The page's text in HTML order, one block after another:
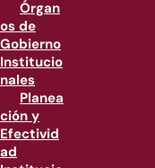
Órgan
os de
Gobierno
Institucio
nales
Planea
ción y
Efectivid
ad